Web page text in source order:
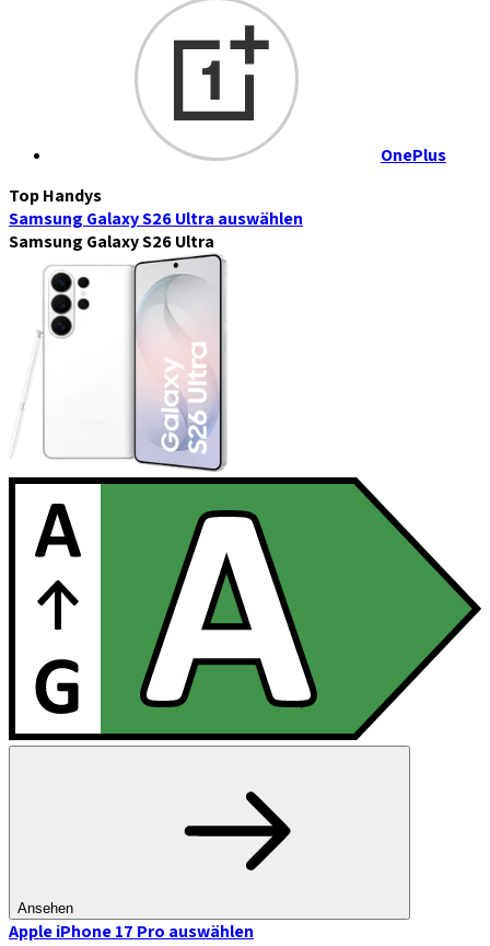
OnePlus
Top Handys
Samsung Galaxy S26 Ultra auswählen
Samsung Galaxy S26 Ultra
Ansehen
Apple iPhone 17 Pro auswählen